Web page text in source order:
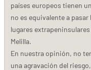
países europeos tienen
no es equivalente a pasar
lugares
Melilla.
En nuestra opinión, no
una agravación del